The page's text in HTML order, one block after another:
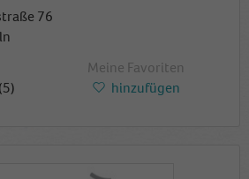
76
(5)
Meine Favoriten
hinzufügen